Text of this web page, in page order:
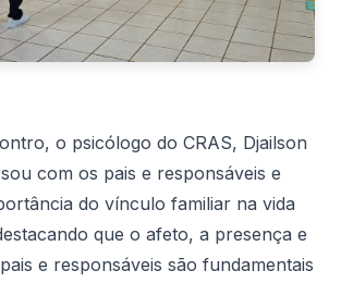
o psicólogo do CRAS, Djailson
com os pais e responsáveis e
do vínculo familiar na vida
que o afeto, a presença e
e responsáveis são fundamentais